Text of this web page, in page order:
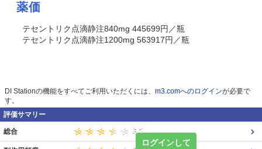
薬価
テセントリク点滴静注840mg 445699円／瓶
テセントリク点滴静注1200mg 563917円／瓶
DI Stationの機能をすべてご利用いただくには、 m3.comへのログインが必要で
す。
評価サマリー
ログインして
総合